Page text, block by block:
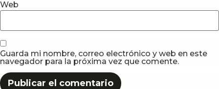
Web
Guarda mi nombre, correo electrónico y web en este
navegador para la próxima vez que comente.